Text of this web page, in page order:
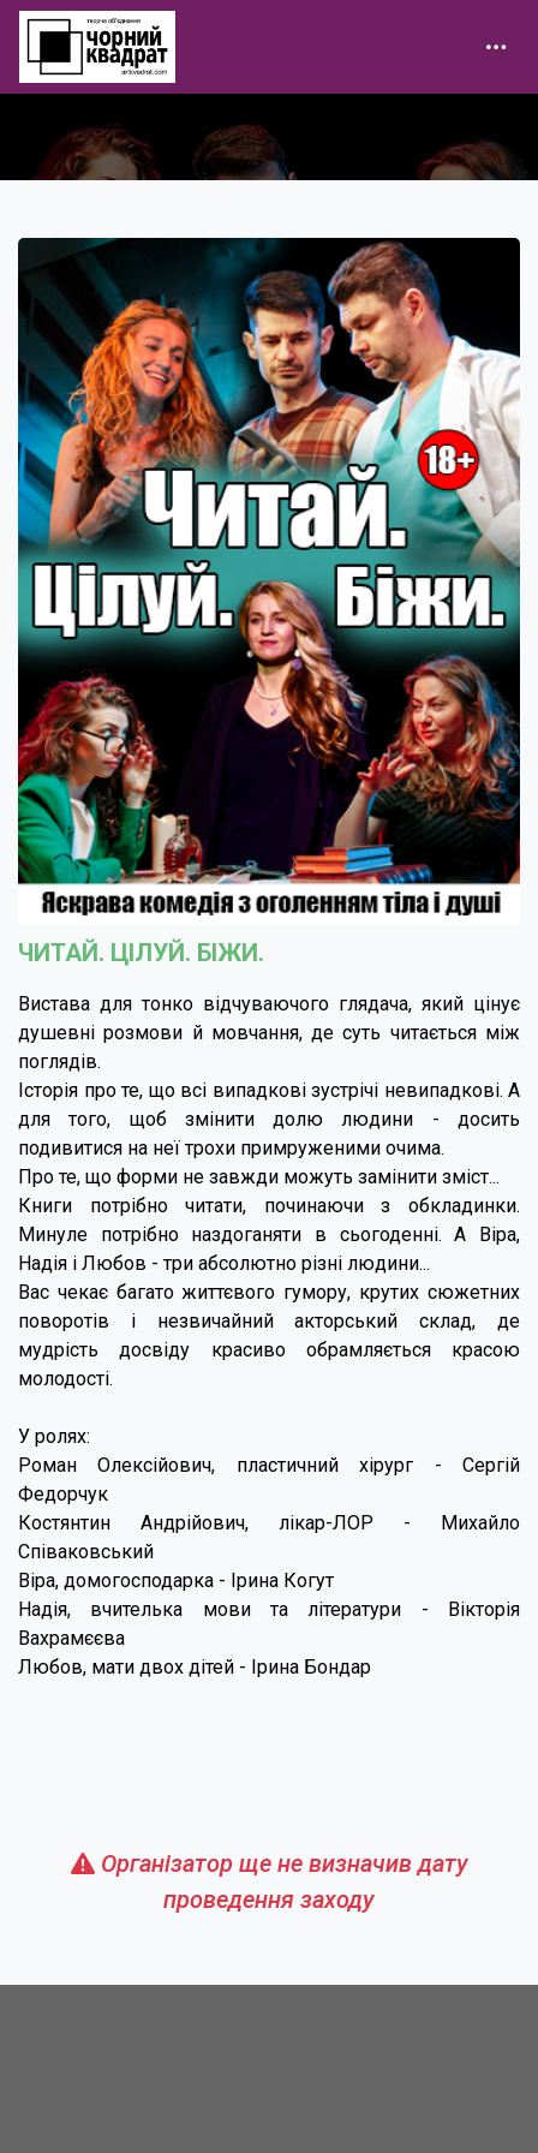
ЧИТАЙ. ЦІЛУЙ. БІЖИ.
Вистава для тонко відчуваючого глядача, який цінує
душевні розмови й мовчання, де суть читається між
поглядів.
Історія про те, що всі випадкові зустрічі невипадкові. А
для того, щоб змінити долю людини - досить
подивитися на неї трохи примруженими очима.
Про те, що форми не завжди можуть замінити зміст...
Книги потрібно читати, починаючи з обкладинки.
Минуле потрібно наздоганяти в сьогоденні. А Віра,
Надія і Любов - три абсолютно різні людини...
Вас чекає багато життєвого гумору, крутих сюжетних
поворотів і незвичайний акторський склад, де
мудрість досвіду красиво обрамляється красою
молодості.
У ролях:
Роман Олексійович, пластичний хірург - Сергій
Федорчук
Костянтин Андрійович, лікар-ЛОР - Михайло
Співаковський
Віра, домогосподарка - Ірина Когут
Надія, вчителька мови та літератури - Вікторія
Вахрамєєва
Любов, мати двох дітей - Ірина Бондар
Організатор ще не визначив дату
проведення заходу